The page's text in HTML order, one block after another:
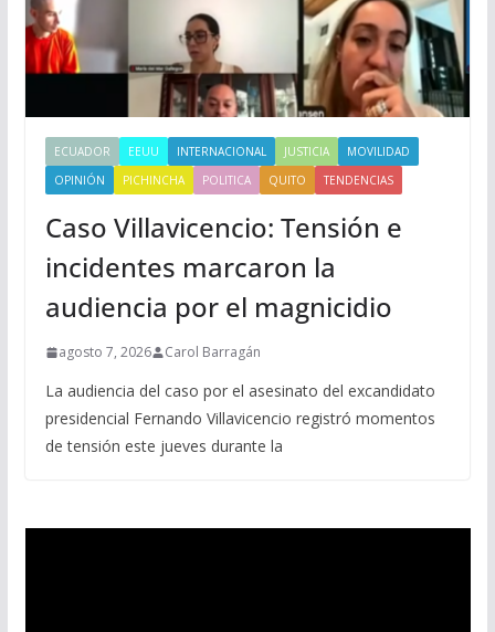
ECUADOR EEUU INTERNACIONAL JUSTICIA
MOVILIDAD
OPINIÓN
PICHINCHA POLITICA QUITO TENDENCIAS
Caso Villavicencio: Tensión e
incidentes marcaron la
audiencia por el magnicidio
agosto 7, 2026 Carol Barragán
La audiencia del caso por el asesinato del excandidato
presidencial Fernando Villavicencio registró momentos
de tensión este jueves durante la